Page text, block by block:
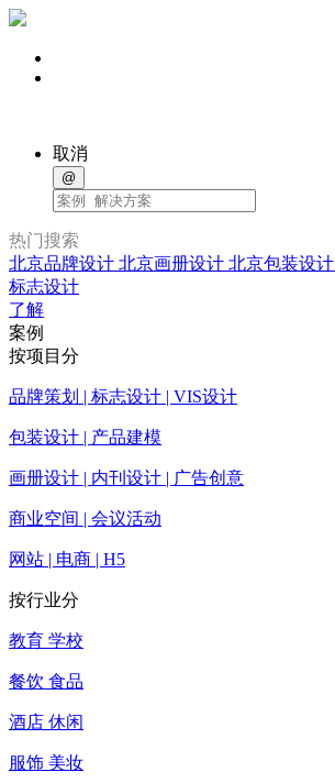
取消
@
热门搜索
北京品牌设计 北京画册设计 北京包装设计
标志设计
了解
案例
按项目分
品牌策划 | 标志设计 | VIS设计
包装设计 | 产品建模
画册设计 | 内刊设计 | 广告创意
商业空间 | 会议活动
网站 | 电商 | H5
按行业分
教育 学校
餐饮 食品
酒店 休闲
服饰 美妆